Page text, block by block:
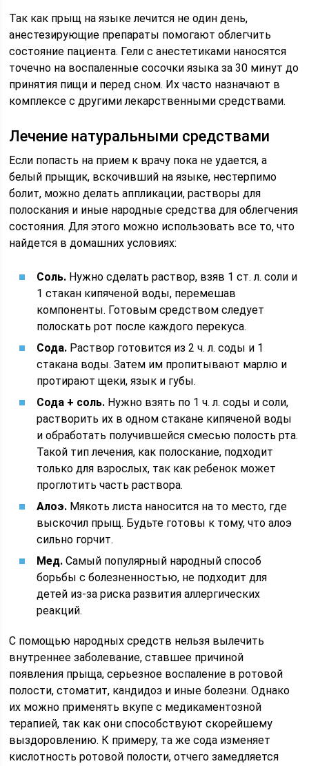
Так как прыщ на языке лечится не один день,
анестезирующие препараты помогают облегчить
состояние пациента. Гели с анестетиками наносятся
точечно на воспаленные сосочки языка за 30 минут до
принятия пищи и перед сном. Их часто назначают в
комплексе с другими лекарственными средствами.
Лечение натуральными средствами
Если попасть на прием к врачу пока не удается, а
белый прыщик, вскочивший на языке, нестерпимо
болит, можно делать аппликации, растворы для
полоскания и иные народные средства для облегчения
состояния. Для этого можно использовать все то, что
найдется в домашних условиях:
Соль. Нужно сделать раствор, взяв 1 ст. л. соли и
1 стакан кипяченой воды, перемешав
компоненты. Готовым средством следует
полоскать рот после каждого перекуса.
Сода. Раствор готовится из 2 ч. л. соды и 1
стакана воды. Затем им пропитывают марлю и
протирают щеки, язык и губы.
Сода + соль. Нужно взять по 1 ч. л. соды и соли,
растворить их в одном стакане кипяченой воды
и обработать получившейся смесью полость рта.
Такой тип лечения, как полоскание, подходит
только для взрослых, так как ребенок может
проглотить часть раствора.
Алоэ. Мякоть листа наносится на то место, где
выскочил прыщ. Будьте готовы к тому, что алоэ
сильно горчит.
Мед. Самый популярный народный способ
борьбы с болезненностью, не подходит для
детей из-за риска развития аллергических
реакций.
С помощью народных средств нельзя вылечить
внутреннее заболевание, ставшее причиной
появления прыща, серьезное воспаление в ротовой
полости, стоматит, кандидоз и иные болезни. Однако
их можно применять вкупе с медикаментозной
терапией, так как они способствуют скорейшему
выздоровлению. К примеру, та же сода изменяет
кислотность ротовой полости, отчего замедляется